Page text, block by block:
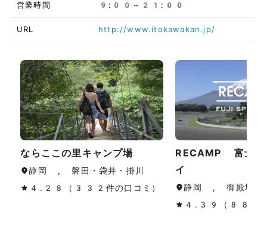
営業時間 9:00～21:00
URL http://www.itokawakan.jp/
ならここの里キャンプ場
静岡 , 磐田・袋井・掛川
4.28（332件の口コミ）
RECAMP 富士ス
イ
静岡 , 御殿場・
4.39（88件の